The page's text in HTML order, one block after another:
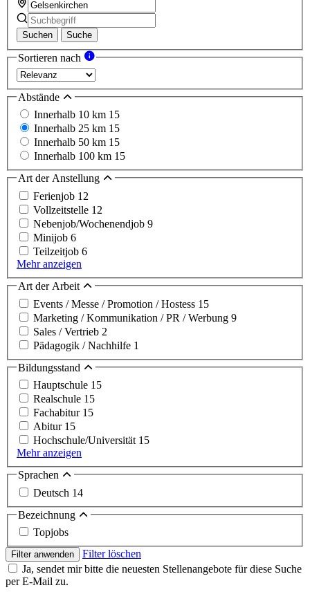
Suchen Suche
Sortieren nach
Abstände
Innerhalb 10 km 15
Innerhalb 25 km 15
Innerhalb 50 km 15
Innerhalb 100 km 15
Art der Anstellung
Ferienjob 12
Vollzeitstelle 12
Nebenjob/Wochenendjob 9
Minijob 6
Teilzeitjob 6
Mehr anzeigen
Art der Arbeit
Events / Messe / Promotion / Hostess 15
Marketing / Kommunikation / PR / Werbung 9
Sales / Vertrieb 2
Pädagogik / Nachhilfe 1
Bildungsstand
Hauptschule 15
Realschule 15
Fachabitur 15
Abitur 15
Hochschule/Universität 15
Mehr anzeigen
Sprachen
Deutsch 14
Bezeichnung
Topjobs
Filter anwenden
Filter löschen
Ja, sendet mir bitte die neuesten Stellenangebote für diese Suche
per E-Mail zu.